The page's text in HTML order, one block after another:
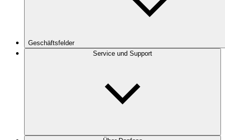
Geschäftsfelder
Service und Support